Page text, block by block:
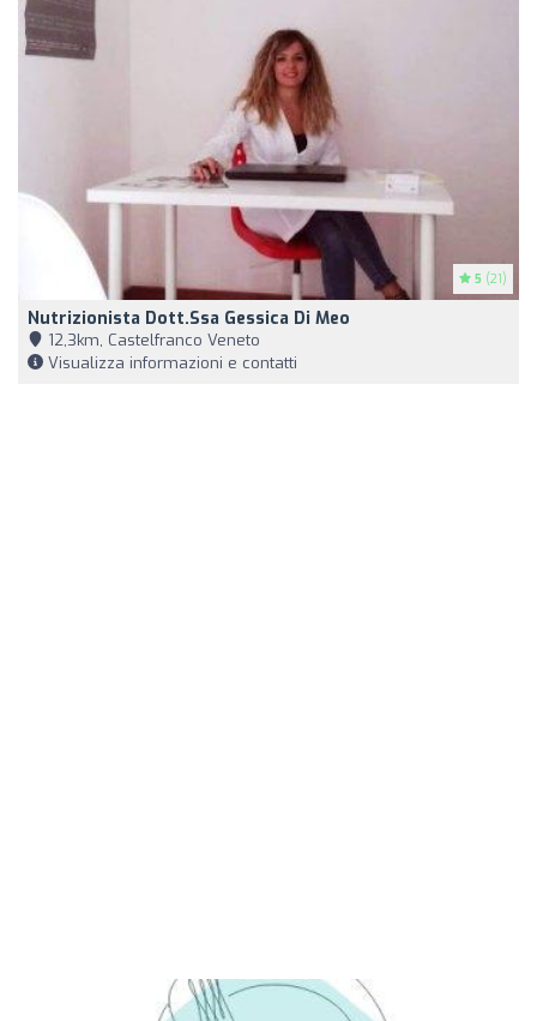
5 (21)
Nutrizionista Dott.ssa Gessica Di Meo
12,3km, Castelfranco Veneto
Visualizza informazioni e contatti